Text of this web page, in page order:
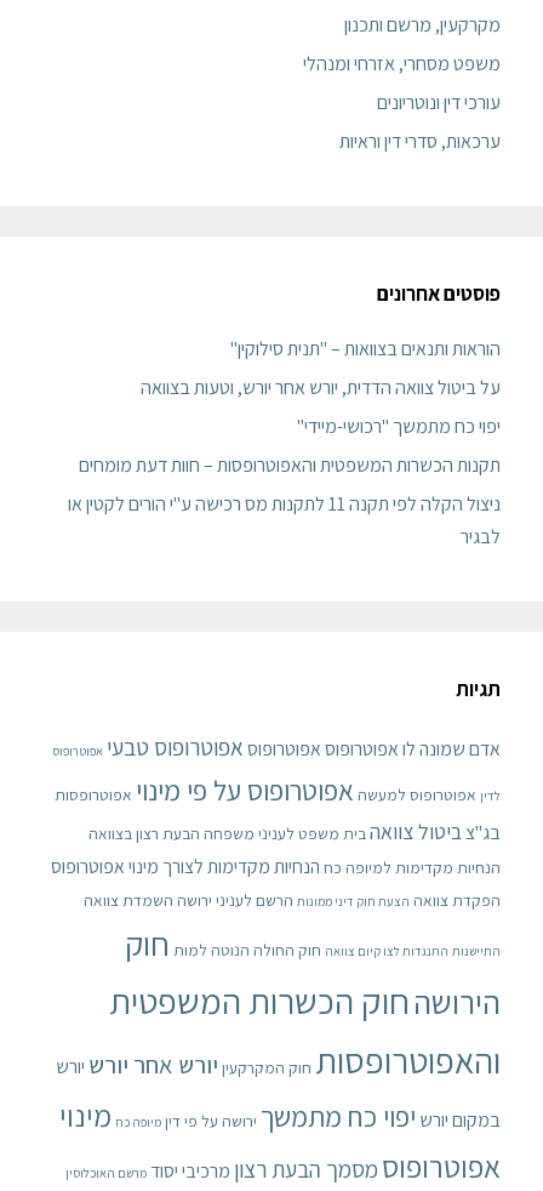
מקרקעין, מרשם ותכנון
משפט מסחרי, אזרחי ומנהלי
עורכי דין ונוטריונים
ערכאות, סדרי דין וראיות
פוסטים אחרונים
הוראות ותנאים בצוואות – "תנית סילוקין"
על ביטול צוואה הדדית, יורש אחר יורש, וטעות בצוואה
יפוי כח מתמשך "רכושי-מיידי"
תקנות הכשרות המשפטית והאפוטרופסות – חוות דעת מומחים
ניצול הקלה לפי תקנה 11 לתקנות מס רכישה ע"י הורים לקטין או
לבגיר
תגיות
אדם שמונה לו אפוטרופוסאפוטרופוסאפוטרופוס טבעי אפוטרופוס
לדין אפוטרופוס למעשה אפוטרופוס על פי מינוי אפוטרופסות
בג"צביטול צוואהבית משפט לעניני משפחה הבעת רצון בצוואה
הנחיות מקדימות למיופה כח הנחיות מקדימות לצורך מינוי אפוטרופוס
הפקדת צוואה הצעת חוק דיני ממונות הרשם לעניני ירושה השמדת צוואה
התיישנות התנגדות לצו קיום צוואה חוק החולה הנוטה למות חוק
הירושהחוק הכשרות המשפטית
והאפוטרופסות חוק המקרקעין יורש אחר יורש יורש
במקום יורש יפוי כח מתמשך ירושה על פי דין מיופה כח מינוי
אפוטרופוס מסמך הבעת רצון מרכיבי יסוד מרשם האוכלוסין